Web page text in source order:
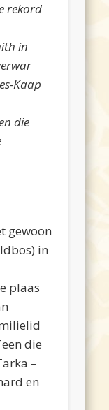
rekord
in
Kaap
die
gewoon
in
plaas
die
–
en